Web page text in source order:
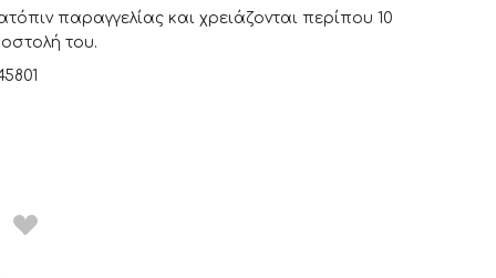
παραγγελίας και χρειάζονται περίπου 10
του.